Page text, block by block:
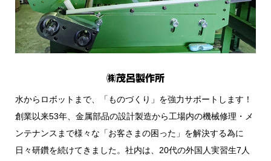
㈱茂呂製作所
水からロボットまで、「ものづくり」を強力サポートします！
創業以来53年、金属部品の設計製造から工場内の機械修理・メ
ンテナンスまで様々な「お客さまの困った」を解決する為に
日々研鑽を続けてきました。社内は、20代の外国人実習生7人